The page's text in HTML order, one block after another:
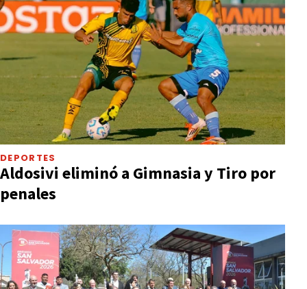
DEPORTES
Aldosivi eliminó a Gimnasia y Tiro por
penales